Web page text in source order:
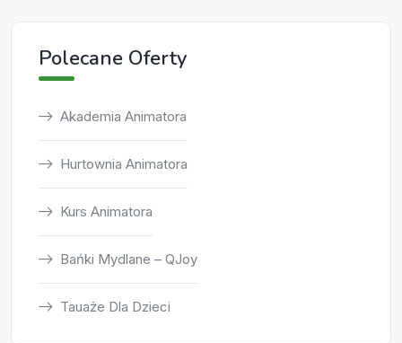
Polecane Oferty
Akademia Animatora
Hurtownia Animatora
Kurs Animatora
Bańki Mydlane – QJoy
Tauaże Dla Dzieci